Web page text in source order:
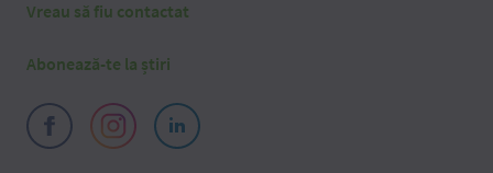
Vreau să fiu contactat
Abonează-te la știri